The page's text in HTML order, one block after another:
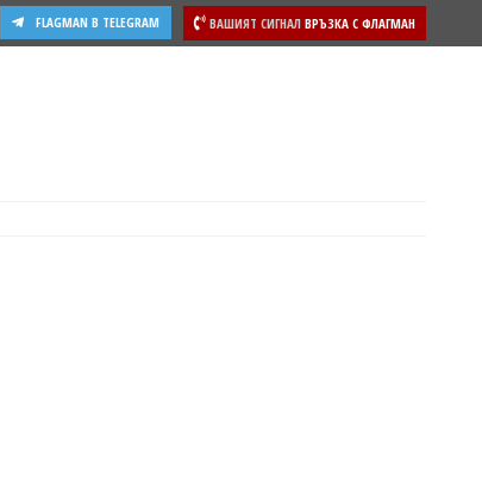
ВАШИЯТ СИГНАЛ ВРЪЗКА С ФЛАГМАН
FLAGMAN В TELEGRAM